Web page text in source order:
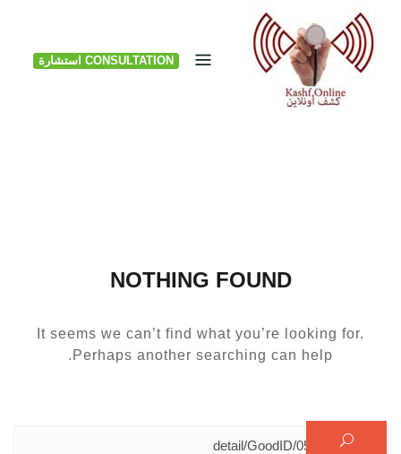
Skip
content
CONSULTATION استشارة
NOTHING FOUND
It seems we can’t find what you’re looking for.
Perhaps another searching can help.
البحث عن: